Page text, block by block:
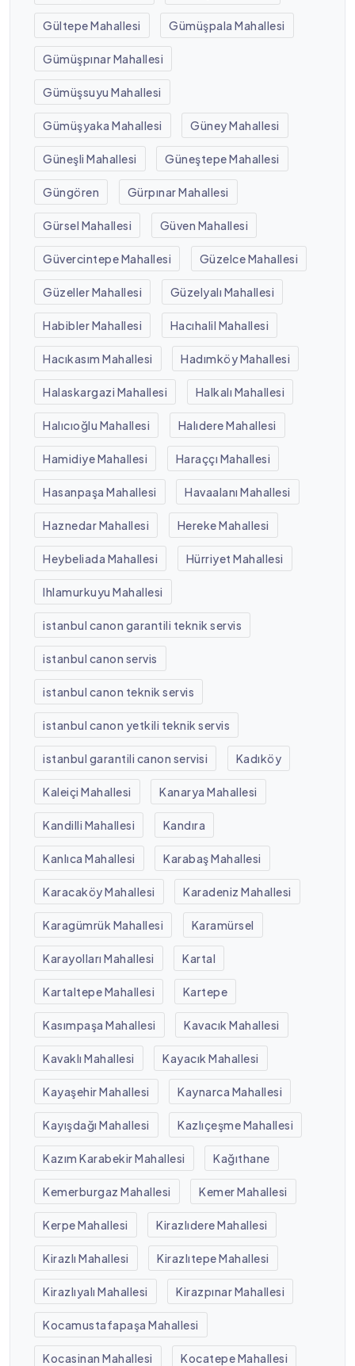
Gültepe Mahallesi Gümüşpala Mahallesi
Gümüşpınar Mahallesi
Gümüşsuyu Mahallesi
Gümüşyaka Mahallesi Güney Mahallesi
Güneşli Mahallesi Güneştepe Mahallesi
Güngören Gürpınar Mahallesi
Gürsel Mahallesi Güven Mahallesi
Güvercintepe Mahallesi Güzelce Mahallesi
Güzeller Mahallesi Güzelyalı Mahallesi
Habibler Mahallesi Hacıhalil Mahallesi
Hacıkasım Mahallesi Hadımköy Mahallesi
Halaskargazi Mahallesi Halkalı Mahallesi
Halıcıoğlu Mahallesi Halıdere Mahallesi
Hamidiye Mahallesi Haraççı Mahallesi
Hasanpaşa Mahallesi Havaalanı Mahallesi
Haznedar Mahallesi Hereke Mahallesi
Heybeliada Mahallesi Hürriyet Mahallesi
Ihlamurkuyu Mahallesi
istanbul canon garantili teknik servis
istanbul canon servis
istanbul canon teknik servis
istanbul canon yetkili teknik servis
istanbul garantili canon servisi Kadıköy
Kaleiçi Mahallesi Kanarya Mahallesi
Kandilli Mahallesi Kandıra
Kanlıca Mahallesi Karabaş Mahallesi
Karacaköy Mahallesi Karadeniz Mahallesi
Karagümrük Mahallesi Karamürsel
Karayolları Mahallesi Kartal
Kartaltepe Mahallesi Kartepe
Kasımpaşa Mahallesi Kavacık Mahallesi
Kavaklı Mahallesi Kayacık Mahallesi
Kayaşehir Mahallesi Kaynarca Mahallesi
Kayışdağı Mahallesi Kazlıçeşme Mahallesi
Kazım Karabekir Mahallesi Kağıthane
Kemerburgaz Mahallesi Kemer Mahallesi
Kerpe Mahallesi Kirazlıdere Mahallesi
Kirazlı Mahallesi Kirazlıtepe Mahallesi
Kirazlıyalı Mahallesi Kirazpınar Mahallesi
Kocamustafapaşa Mahallesi
Kocasinan Mahallesi Kocatepe Mahallesi